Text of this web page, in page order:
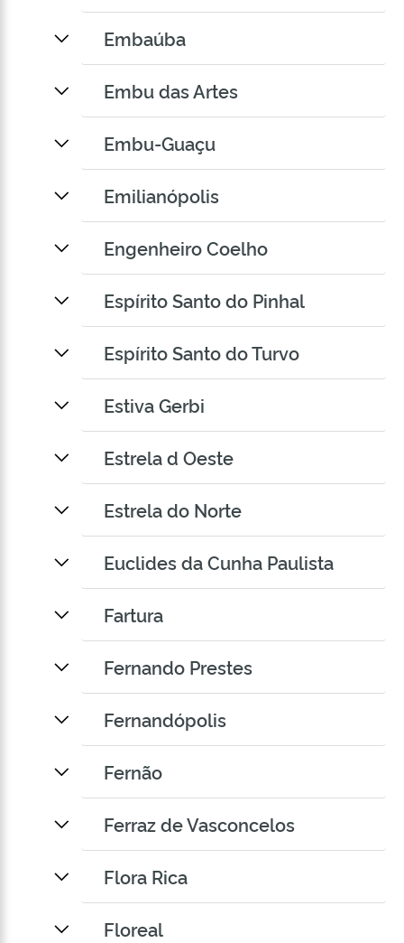
Embaúba
Embu das Artes
Embu-Guaçu
Emilianópolis
Engenheiro Coelho
Espírito Santo do Pinhal
Espírito Santo do Turvo
Estiva Gerbi
Estrela d Oeste
Estrela do Norte
Euclides da Cunha Paulista
Fartura
Fernando Prestes
Fernandópolis
Fernão
Ferraz de Vasconcelos
Flora Rica
Floreal